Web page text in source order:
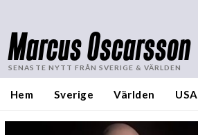
Marcus Oscarsson
SENASTE NYTT FRÅN SVERIGE & VÄRLDEN
Hem Sverige Världen USA